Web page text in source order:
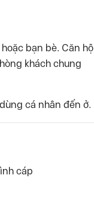
bạn bè. Căn hộ
khách chung
cá nhân đến ở.
cáp